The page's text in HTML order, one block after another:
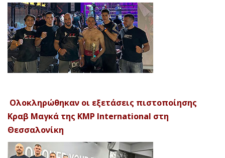
Ολοκληρώθηκαν οι εξετάσεις πιστοποίησης
Κραβ Μαγκά της KMP International στη
Θεσσαλονίκη